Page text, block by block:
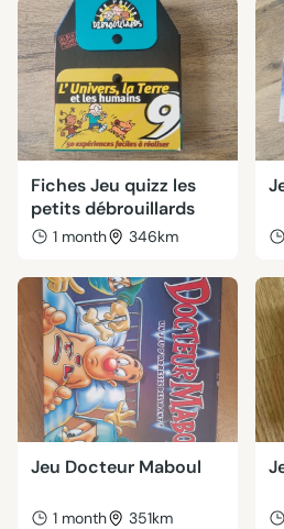
Fiches Jeu quizz les
petits débrouillards
1 month 346km
Jeu Docteur Maboul
1 month 351km